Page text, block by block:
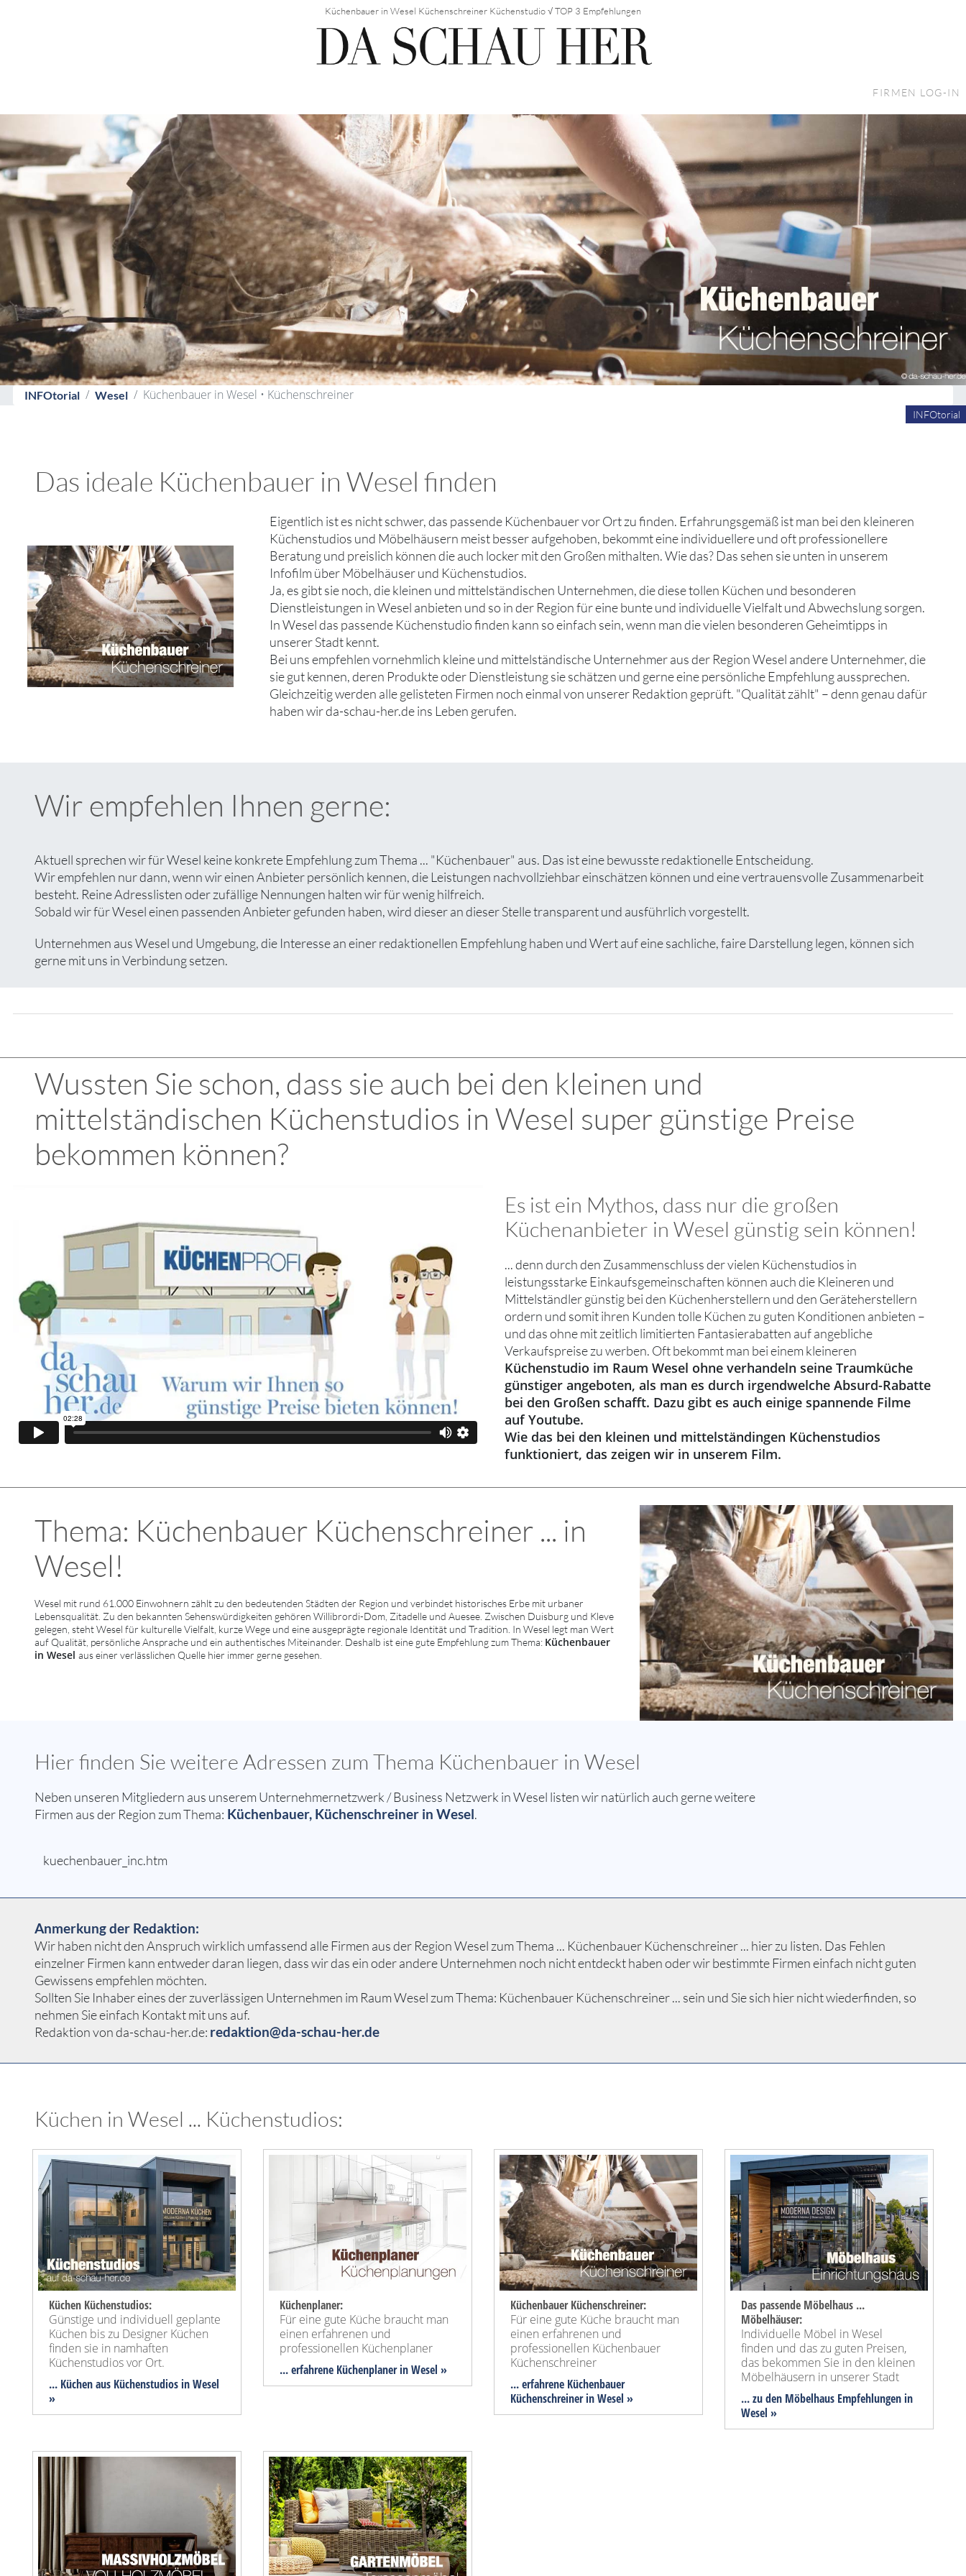
Küchenbauer in Wesel Küchenschreiner Küchenstudio √ TOP 3 Empfehlungen
FIRMEN LOG-IN
INFOtorial Wesel Küchenbauer in Wesel • Küchenschreiner
INFOtorial
Das ideale Küchenbauer in Wesel finden
Eigentlich ist es nicht schwer, das passende Küchenbauer vor Ort zu finden. Erfahrungsgemäß ist man bei den kleineren
Küchenstudios und Möbelhäusern meist besser aufgehoben, bekommt eine individuellere und oft professionellere
Beratung und preislich können die auch locker mit den Großen mithalten. Wie das? Das sehen sie unten in unserem
Infofilm über Möbelhäuser und Küchenstudios.
Ja, es gibt sie noch, die kleinen und mittelständischen Unternehmen, die diese tollen Küchen und besonderen
Dienstleistungen in Wesel anbieten und so in der Region für eine bunte und individuelle Vielfalt und Abwechslung sorgen.
In Wesel das passende Küchenstudio finden kann so einfach sein, wenn man die vielen besonderen Geheimtipps in
unserer Stadt kennt.
Bei uns empfehlen vornehmlich kleine und mittelständische Unternehmer aus der Region Wesel andere Unternehmer, die
sie gut kennen, deren Produkte oder Dienstleistung sie schätzen und gerne eine persönliche Empfehlung aussprechen.
Gleichzeitig werden alle gelisteten Firmen noch einmal von unserer Redaktion geprüft. "Qualität zählt" – denn genau dafür
haben wir da-schau-her.de ins Leben gerufen.
Wir empfehlen Ihnen gerne:
Aktuell sprechen wir für Wesel keine konkrete Empfehlung zum Thema ... "Küchenbauer" aus. Das ist eine bewusste redaktionelle Entscheidung.
Wir empfehlen nur dann, wenn wir einen Anbieter persönlich kennen, die Leistungen nachvollziehbar einschätzen können und eine vertrauensvolle Zusammenarbeit
besteht. Reine Adresslisten oder zufällige Nennungen halten wir für wenig hilfreich.
Sobald wir für Wesel einen passenden Anbieter gefunden haben, wird dieser an dieser Stelle transparent und ausführlich vorgestellt.
Unternehmen aus Wesel und Umgebung, die Interesse an einer redaktionellen Empfehlung haben und Wert auf eine sachliche, faire Darstellung legen, können sich
gerne mit uns in Verbindung setzen.
Wussten Sie schon, dass sie auch bei den kleinen und
mittelständischen Küchenstudios in Wesel super günstige Preise
bekommen können?
Es ist ein Mythos, dass nur die großen
Küchenanbieter in Wesel günstig sein können!
... denn durch den Zusammenschluss der vielen Küchenstudios in
leistungsstarke Einkaufsgemeinschaften können auch die Kleineren und
Mittelständler günstig bei den Küchenherstellern und den Geräteherstellern
ordern und somit ihren Kunden tolle Küchen zu guten Konditionen anbieten –
und das ohne mit zeitlich limitierten Fantasierabatten auf angebliche
Verkaufspreise zu werben. Oft bekommt man bei einem kleineren
Küchenstudio im Raum Wesel ohne verhandeln seine Traumküche
günstiger angeboten, als man es durch irgendwelche Absurd-Rabatte
bei den Großen schafft. Dazu gibt es auch einige spannende Filme
auf Youtube.
Wie das bei den kleinen und mittelständingen Küchenstudios
funktioniert, das zeigen wir in unserem Film.
Thema: Küchenbauer Küchenschreiner ... in
Wesel!
Wesel mit rund 61.000 Einwohnern zählt zu den bedeutenden Städten der Region und verbindet historisches Erbe mit urbaner
Lebensqualität. Zu den bekannten Sehenswürdigkeiten gehören Willibrordi-Dom, Zitadelle und Auesee. Zwischen Duisburg und Kleve
gelegen, steht Wesel für kulturelle Vielfalt, kurze Wege und eine ausgeprägte regionale Identität und Tradition. In Wesel legt man Wert
auf Qualität, persönliche Ansprache und ein authentisches Miteinander. Deshalb ist eine gute Empfehlung zum Thema: Küchenbauer
in Wesel aus einer verlässlichen Quelle hier immer gerne gesehen.
Hier finden Sie weitere Adressen zum Thema Küchenbauer in Wesel
Neben unseren Mitgliedern aus unserem Unternehmernetzwerk / Business Netzwerk in Wesel listen wir natürlich auch gerne weitere
Firmen aus der Region zum Thema: Küchenbauer, Küchenschreiner in Wesel.
kuechenbauer_inc.htm
Anmerkung der Redaktion:
Wir haben nicht den Anspruch wirklich umfassend alle Firmen aus der Region Wesel zum Thema ... Küchenbauer Küchenschreiner ... hier zu listen. Das Fehlen
einzelner Firmen kann entweder daran liegen, dass wir das ein oder andere Unternehmen noch nicht entdeckt haben oder wir bestimmte Firmen einfach nicht guten
Gewissens empfehlen möchten.
Sollten Sie Inhaber eines der zuverlässigen Unternehmen im Raum Wesel zum Thema: Küchenbauer Küchenschreiner ... sein und Sie sich hier nicht wiederfinden, so
nehmen Sie einfach Kontakt mit uns auf.
Redaktion von da-schau-her.de: redaktion@da-schau-her.de
Küchen in Wesel ... Küchenstudios:
Küchen Küchenstudios:
Günstige und individuell geplante
Küchen bis zu Designer Küchen
finden sie in namhaften
Küchenstudios vor Ort.
... Küchen aus Küchenstudios in Wesel
»
Küchenplaner:
Für eine gute Küche braucht man
einen erfahrenen und
professionellen Küchenplaner
... erfahrene Küchenplaner in Wesel »
Küchenbauer Küchenschreiner:
Für eine gute Küche braucht man
einen erfahrenen und
professionellen Küchenbauer
Küchenschreiner
... erfahrene Küchenbauer
Küchenschreiner in Wesel »
Das passende Möbelhaus ...
Möbelhäuser:
Individuelle Möbel in Wesel
finden und das zu guten Preisen,
das bekommen Sie in den kleinen
Möbelhäusern in unserer Stadt
... zu den Möbelhaus Empfehlungen in
Wesel »